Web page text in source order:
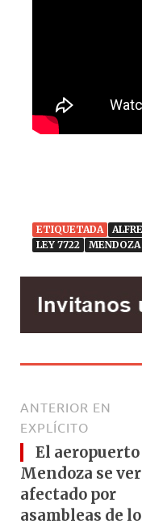
ETIQUETADA
LEY 7722
MENDOZA
ANTERIOR EN
EXPLÍCITO
El aeropuerto
Mendoza se
afectado por
asambleas de